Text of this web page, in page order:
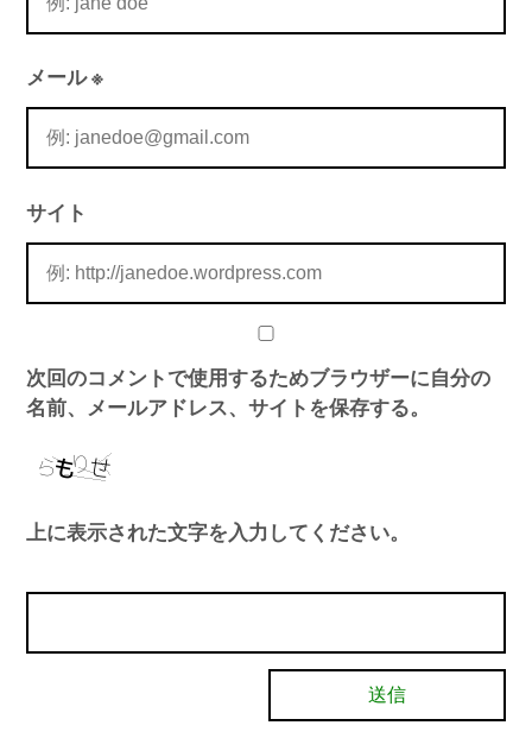
メール※
サイト
次回のコメントで使用するためブラウザーに自分の
名前、メールアドレス、サイトを保存する。
上に表示された文字を入力してください。